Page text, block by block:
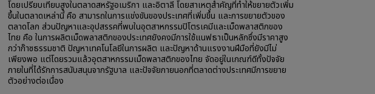
โดยเปรียบเทียบสูงในตลาดสหรัฐอเมริกา และอิตาลี โดยสาเหตุสำคัญที่ทำให้ขยายตัวเพิ่ม
ขึ้นในตลาดเหล่านี้ คือ สามารถในการแข่งขันของประเทศที่เพิ่มขึ้น และการขยายตัวของ
ตลาดโลก ส่วนปัญหาและอุปสรรคที่พบในอุตสาหกรรมปิโตรเคมีและเม็ดพลาสติกของ
ไทย คือ ในการผลิตเม็ดพลาสติกของประเทศยังคงมีการใช้แนฟธาเป็นหลักซึ่งมีราคาสูง
กว่าก๊าซธรรมชาติ ปัญหาเทคโนโลยีในการผลิต และปัญหาด้านแรงงานฝีมือที่ยังมีไม่
เพียงพอ แต่โดยรวมแล้วอุตสาหกรรมเม็ดพลาสติกของไทย จัดอยู่ในเกณฑ์ดีทั้งปัจจัย
ภายในที่ได้รักการสนับสนุนจากรัฐบาล และปัจจัยภายนอกที่ตลาดต่างประเทศมีการขยาย
ตัวอย่างต่อเนื่อง